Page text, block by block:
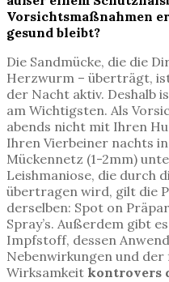
Vorsichtsmaßnahmen
gesund bleibt?
Die Sandmücke, die die
Herzwurm – überträgt,
der Nacht aktiv. Deshalb
am Wichtigsten. Als
abends nicht mit Ihren
Ihren Vierbeiner nachts
Mückennetz (1-2mm)
Leishmaniose, die durch
übertragen wird, gilt die
derselben: Spot on
Spray’s. Außerdem gibt
Impfstoff, dessen
Nebenwirkungen und der
Wirksamkeit kontrovers